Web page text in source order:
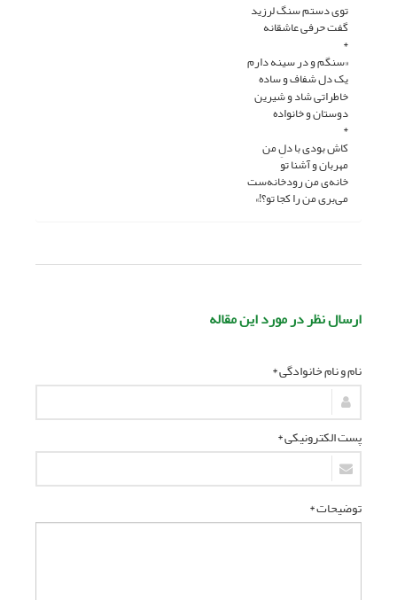
توی دستم سنگ لرزید
گفت حرفی عاشقانه
*
«سنگم و در سینه دارم
یک دل شفاف و ساده
خاطراتی شاد و شیرین
دوستان و خانواده
*
کاش بودی با دلِ من
مهربان و آشنا تو
خانه‌ی من رودخانه‌ست
می‌بری من را کجا تو؟!»
ارسال نظر در مورد این مقاله
نام و نام خانوادگی *
پست الکترونیکی *
توضیحات *